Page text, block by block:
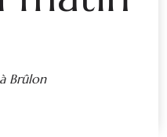
Brûlon